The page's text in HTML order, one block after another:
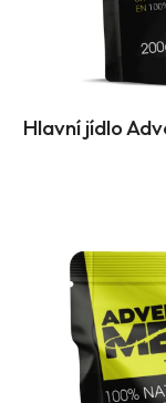
Hlavní jídlo